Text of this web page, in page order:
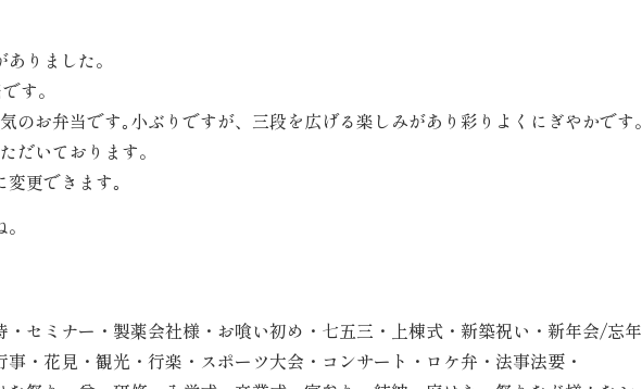
りました。
す。
のお弁当です｡小ぶりですが、三段を広げる楽しみがあり彩りよくにぎやかです。
だいております。
更できます｡
セミナー・製薬会社様・お喰い初め・七五三・上棟式・新築祝い・新年会/忘年
・花見・観光・行楽・スポーツ大会・コンサート・ロケ弁・法事法要・